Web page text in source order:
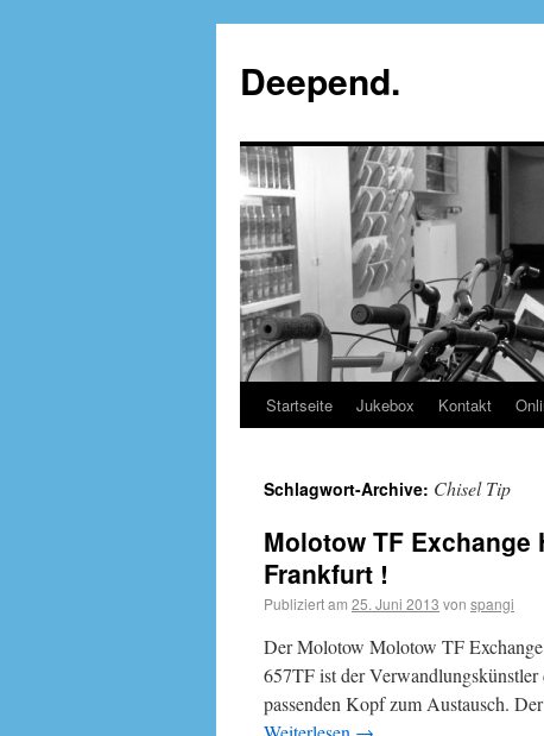
Deepend.
Startseite Jukebox Kontakt
Schlagwort-Archive: Chisel Tip
Molotow TF Exchange
Frankfurt !
Publiziert am 25. Juni 2013 von spangi
Der Molotow Molotow TF
657TF ist der
passenden Kopf zum Austausch.